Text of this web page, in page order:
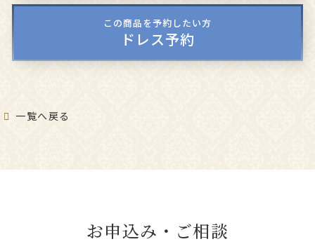
この商品を予約したい方
ドレス予約
一覧へ戻る
お申込み・ご相談